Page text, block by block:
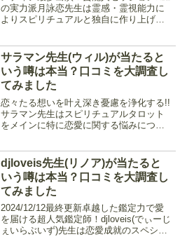
の実力派月詠恋先生は霊感・霊視能力に
よりスピリチュアルと独自に作り上げた
必要になる為予め用意しておくと良いで
しょう。その二つを伝え...
サラマン先生(ウィル)が当たると
いう噂は本当？口コミを大調査し
てみました
恋々たる想いを叶え深き憂慮を浄化する!!
サラマン先生はスピリチュアルタロット
をメインに特に恋愛に関する悩みについ
識を読み解き、過去・現状やこの先の未
来について細かく鑑定...
djloveis先生(リノア)が当たると
いう噂は本当？口コミを大調査し
てみました
2024/12/12最終更新卓越した鑑定力で愛
を届ける超人気鑑定師！djloveis(でぃーじ
ぇいらぶいず)先生は恋愛成就のスペシャ